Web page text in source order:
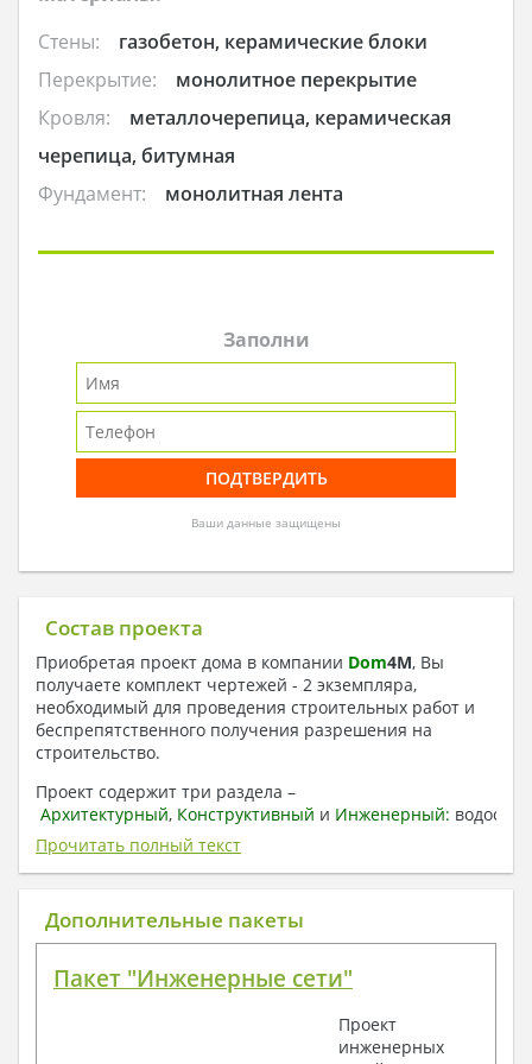
Стены:
газобетон, керамические блоки
Перекрытие:
монолитное перекрытие
Кровля:
металлочерепица, керамическая
черепица, битумная
Фундамент:
монолитная лента
Заполни
Ваши данные защищены
Состав проекта
Приобретая проект дома в компании Dom4M, Вы
получаете комплект чертежей - 2 экземпляра,
необходимый для проведения строительных работ и
беспрепятственного получения разрешения на
строительство.
Проект содержит три раздела –
Архитектурный, Конструктивный и Инженерный:
отопление, вентиляция, канализация,
электроснабжение (приобретается за дополнительную
плату) + Пояснительная записка.
1. Архитектурный раздел:
План координационных осей
Поэтажные маркировочные планы с
Прочитать полный текст
Дополнительные пакеты
Пакет "Инженерные сети"
Проект
инженерных